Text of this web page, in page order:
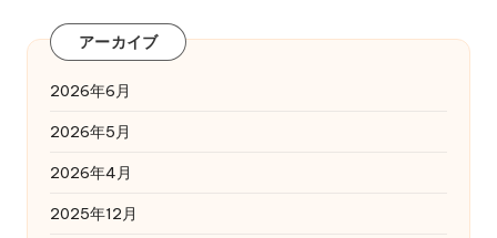
アーカイブ
2026年6月
2026年5月
2026年4月
2025年12月